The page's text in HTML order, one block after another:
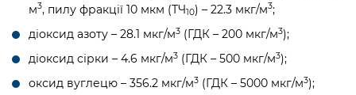
м3, пилу фракції 10 мкм (ТЧ10) – 22.3 мкг/м3;
діоксид азоту – 28.1 мкг/м3 (ГДК – 200 мкг/м3);
діоксид сірки – 4.6 мкг/м3 (ГДК – 500 мкг/м3);
оксид вуглецю – 356.2 мкг/м3 (ГДК – 5000 мкг/м3);